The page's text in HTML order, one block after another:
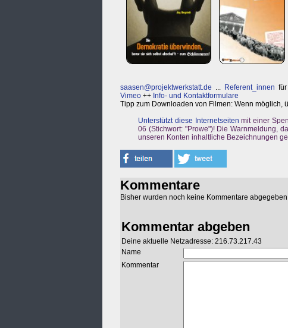
saasen@projektwerkstatt.de ... Referent_innen
Vimeo ++ Info- und Kontaktformulare
Tipp zum Downloaden von Filmen: Wenn möglich,
Unterstützt diese Internetseiten mit einer
06 (Stichwort: "Prowe")! Die Warnmeldung,
unseren Konten inhaltliche Bezeichnungen
Kommentare
Bisher wurden noch keine Kommentare
Kommentar abgeben
Deine aktuelle Netzadresse: 216.73.217.43
Name
Kommentar